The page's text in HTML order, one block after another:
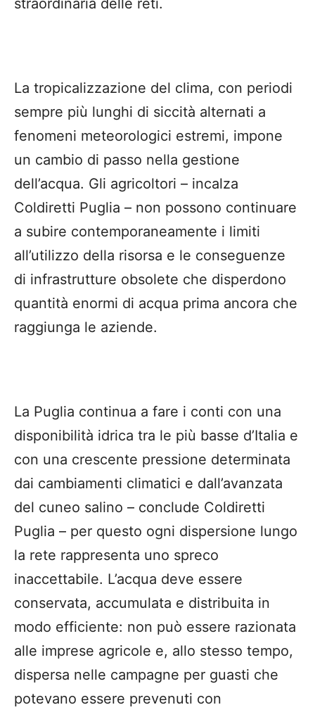
La tropicalizzazione del clima, con periodi
sempre più lunghi di siccità alternati a
fenomeni meteorologici estremi, impone
un cambio di passo nella gestione
dell’acqua. Gli agricoltori – incalza
Coldiretti Puglia – non possono continuare
a subire contemporaneamente i limiti
all’utilizzo della risorsa e le conseguenze
di infrastrutture obsolete che disperdono
quantità enormi di acqua prima ancora che
raggiunga le aziende.
La Puglia continua a fare i conti con una
disponibilità idrica tra le più basse d’Italia e
con una crescente pressione determinata
dai cambiamenti climatici e dall’avanzata
del cuneo salino – conclude Coldiretti
Puglia – per questo ogni dispersione lungo
la rete rappresenta uno spreco
inaccettabile. L’acqua deve essere
conservata, accumulata e distribuita in
modo efficiente: non può essere razionata
alle imprese agricole e, allo stesso tempo,
dispersa nelle campagne per guasti che
potevano essere prevenuti con